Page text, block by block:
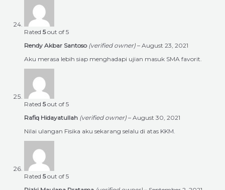
Rated 5out of 5
Rendy Akbar Santoso (verified owner) – August 23, 2021
Aku merasa lebih siap menghadapi ujian masuk SMA favorit.
Rated 5out of 5
Rafiq Hidayatullah (verified owner) – August 30, 2021
Nilai ulangan Fisika aku sekarang selalu di atas KKM.
Rated 5out of 5